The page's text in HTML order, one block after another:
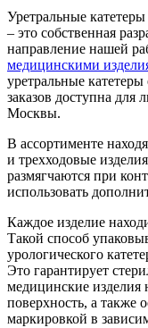
Уретральные
– это собственная
направление нашей
медицинскими
уретральные
заказов доступна для
Москвы.
В ассортименте
и трехходовые
размягчаются при
использовать
Каждое изделие
Такой способ
урологического
Это гарантирует
медицинские
поверхность, а также
маркировкой в